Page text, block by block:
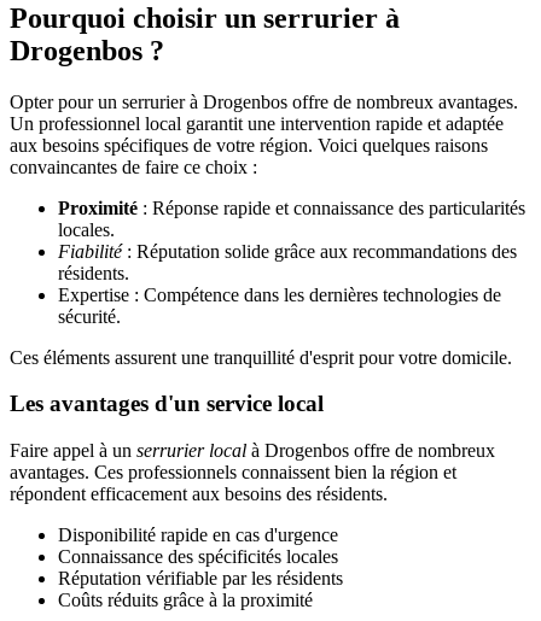
Pourquoi choisir un serrurier à
Drogenbos ?
Opter pour un serrurier à Drogenbos offre de nombreux avantages.
Un professionnel local garantit une intervention rapide et adaptée
aux besoins spécifiques de votre région. Voici quelques raisons
convaincantes de faire ce choix :
Proximité : Réponse rapide et connaissance des particularités
locales.
Fiabilité: Réputation solide grâce aux recommandations des
résidents.
Expertise : Compétence dans les dernières technologies de
sécurité.
Ces éléments assurent une tranquillité d'esprit pour votre domicile.
Les avantages d'un service local
Faire appel à un serrurier local à Drogenbos offre de nombreux
avantages. Ces professionnels connaissent bien la région et
répondent efficacement aux besoins des résidents.
Disponibilité rapide en cas d'urgence
Connaissance des spécificités locales
Réputation vérifiable par les résidents
Coûts réduits grâce à la proximité